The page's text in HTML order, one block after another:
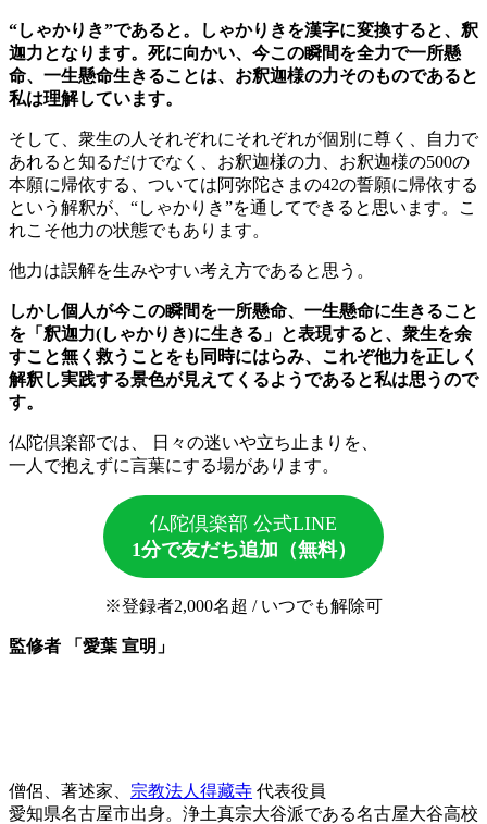
“しゃかりき”であると。しゃかりきを漢字に変換すると、釈
迦力となります。死に向かい、今この瞬間を全力で一所懸
命、一生懸命生きることは、お釈迦様の力そのものであると
私は理解しています。
そして、衆生の人それぞれにそれぞれが個別に尊く、自力で
あれると知るだけでなく、お釈迦様の力、お釈迦様の500の
本願に帰依する、ついては阿弥陀さまの42の誓願に帰依する
という解釈が、“しゃかりき”を通してできると思います。こ
れこそ他力の状態でもあります。
他力は誤解を生みやすい考え方であると思う。
しかし個人が今この瞬間を一所懸命、一生懸命に生きること
を「釈迦力(しゃかりき)に生きる」と表現すると、衆生を余
すこと無く救うことをも同時にはらみ、これぞ他力を正しく
解釈し実践する景色が見えてくるようであると私は思うので
す。
仏陀倶楽部では、 日々の迷いや立ち止まりを、
一人で抱えずに言葉にする場があります。
仏陀倶楽部 公式LINE
1分で友だち追加（無料）
※登録者2,000名超 / いつでも解除可
監修者 「愛葉 宣明」
僧侶、著述家、 宗教法人得藏寺 代表役員
愛知県名古屋市出身。浄土真宗大谷派である名古屋大谷高校